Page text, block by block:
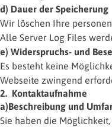
d) Dauer der Speicherung
Wir löschen Ihre
Alle Server Log Files
e) Widerspruchs- und
Es besteht keine
Webseite zwingend
2. Kontaktaufnahme
a)Beschreibung und
Sie haben die